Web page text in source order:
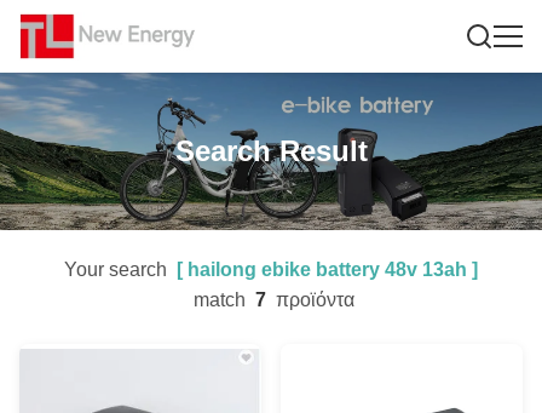
Search Result
Your search [ hailong ebike battery 48v 13ah ]
match 7προϊόντα